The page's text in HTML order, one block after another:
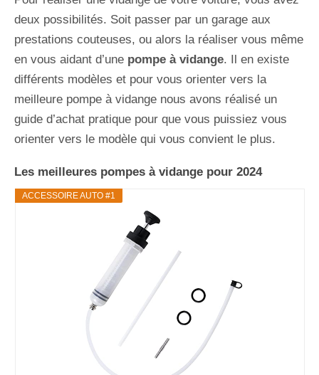
deux possibilités. Soit passer par un garage aux
prestations couteuses, ou alors la réaliser vous même
en vous aidant d’une pompe à vidange. Il en existe
différents modèles et pour vous orienter vers la
meilleure pompe à vidange nous avons réalisé un
guide d’achat pratique pour que vous puissiez vous
orienter vers le modèle qui vous convient le plus.
Les meilleures pompes à vidange pour 2024
ACCESSOIRE AUTO #1